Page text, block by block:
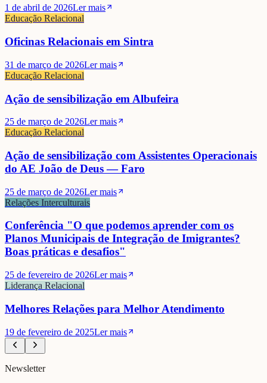
1 de abril de 2026Ler mais
Educação Relacional
Oficinas Relacionais em Sintra
31 de março de 2026Ler mais
Educação Relacional
Ação de sensibilização em Albufeira
25 de março de 2026Ler mais
Educação Relacional
Ação de sensibilização com Assistentes Operacionais
do AE João de Deus — Faro
25 de março de 2026Ler mais
Relações Interculturais
Conferência "O que podemos aprender com os
Planos Municipais de Integração de Imigrantes?
Boas práticas e desafios"
25 de fevereiro de 2026Ler mais
Liderança Relacional
Melhores Relações para Melhor Atendimento
19 de fevereiro de 2025Ler mais
Newsletter